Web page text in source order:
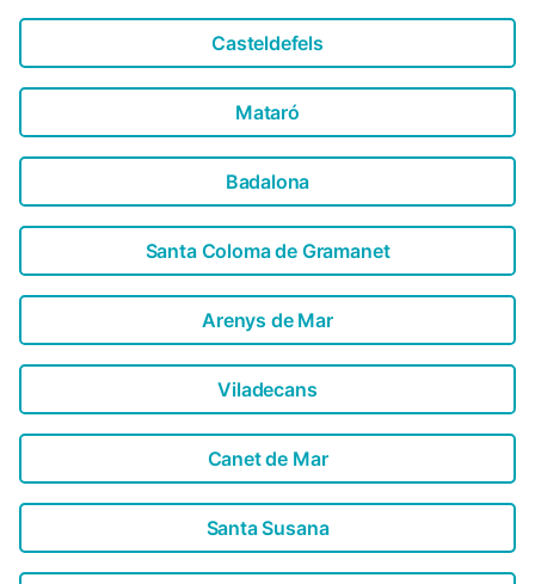
Casteldefels
Mataró
Badalona
Santa Coloma de Gramanet
Arenys de Mar
Viladecans
Canet de Mar
Santa Susana